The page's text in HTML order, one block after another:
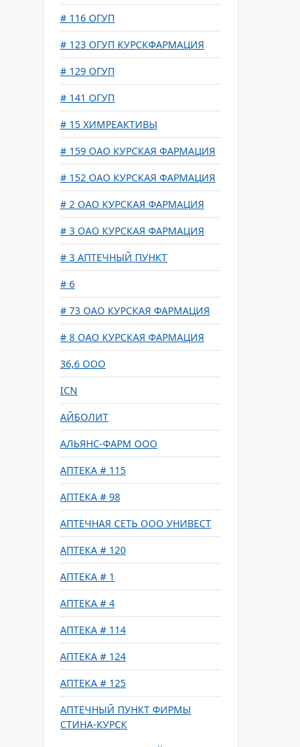
# 116 ОГУП
# 123 ОГУП КУРСКФАРМАЦИЯ
# 129 ОГУП
# 141 ОГУП
# 15 ХИМРЕАКТИВЫ
# 159 ОАО КУРСКАЯ ФАРМАЦИЯ
# 152 ОАО КУРСКАЯ ФАРМАЦИЯ
# 2 ОАО КУРСКАЯ ФАРМАЦИЯ
# 3 ОАО КУРСКАЯ ФАРМАЦИЯ
# 3 АПТЕЧНЫЙ ПУНКТ
# 6
# 73 ОАО КУРСКАЯ ФАРМАЦИЯ
# 8 ОАО КУРСКАЯ ФАРМАЦИЯ
36,6 ООО
ICN
АЙБОЛИТ
АЛЬЯНС-ФАРМ ООО
АПТЕКА # 115
АПТЕКА # 98
АПТЕЧНАЯ СЕТЬ ООО УНИВЕСТ
АПТЕКА # 120
АПТЕКА # 1
АПТЕКА # 4
АПТЕКА # 114
АПТЕКА # 124
АПТЕКА # 125
АПТЕЧНЫЙ ПУНКТ ФИРМЫ
СТИНА-КУРСК